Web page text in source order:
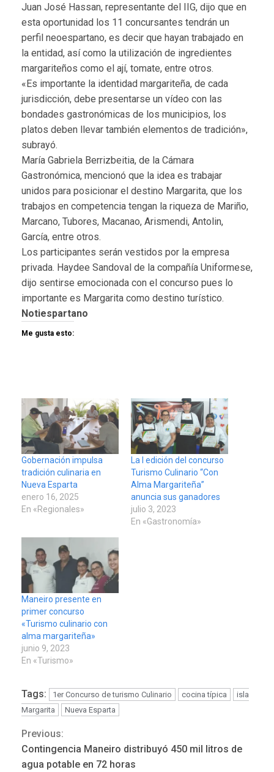
Juan José Hassan, representante del IIG, dijo que en
esta oportunidad los 11 concursantes tendrán un
perfil neoespartano, es decir que hayan trabajado en
la entidad, así como la utilización de ingredientes
margariteños como el ají, tomate, entre otros.
«Es importante la identidad margariteña, de cada
jurisdicción, debe presentarse un vídeo con las
bondades gastronómicas de los municipios, los
platos deben llevar también elementos de tradición»,
subrayó.
María Gabriela Berrizbeitia, de la Cámara
Gastronómica, mencionó que la idea es trabajar
unidos para posicionar el destino Margarita, que los
trabajos en competencia tengan la riqueza de Mariño,
Marcano, Tubores, Macanao, Arismendi, Antolin,
García, entre otros.
Los participantes serán vestidos por la empresa
privada. Haydee Sandoval de la compañía Uniformese,
dijo sentirse emocionada con el concurso pues lo
importante es Margarita como destino turístico.
Notiespartano
Me gusta esto:
Gobernación impulsa
tradición culinaria en
Nueva Esparta
enero 16, 2025
En «Regionales»
La I edición del concurso
Turismo Culinario “Con
Alma Margariteña”
anuncia sus ganadores
julio 3, 2023
En «Gastronomía»
Maneiro presente en
primer concurso
«Turismo culinario con
alma margariteña»
junio 9, 2023
En «Turismo»
Tags: 1er Concurso de turismo Culinario cocina típica
isla
Margarita
Nueva Esparta
Continue
Reading
Previous:
Contingencia Maneiro distribuyó 450 mil litros de
agua potable en 72 horas
3
POLÍTICA
TITULARES
ÚLTIMA HORA
ONGs piden a CIDH